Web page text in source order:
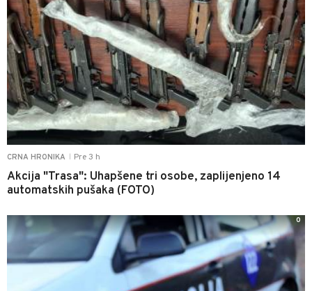
CRNA HRONIKA Pre 3 h
Akcija "Trasa": Uhapšene tri osobe, zaplijenjeno 14
automatskih pušaka (FOTO)
0